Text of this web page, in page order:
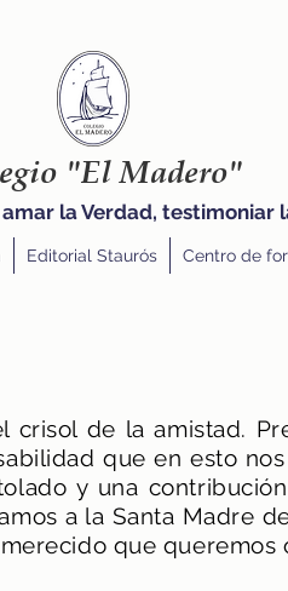
"El Madero"
la Verdad, testimoniar
Editorial Staurós Centro de
crisol de la amistad.
que en esto
y una
a la Santa Madre
que queremos